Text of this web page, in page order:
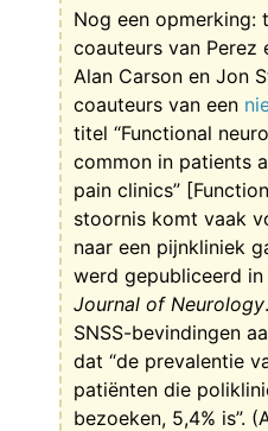
Nog een opmerking:
coauteurs van Perez
Alan Carson en Jon
coauteurs van een
titel “Functional
common in patients
pain clinics”
stoornis komt vaak
naar een pijnkliniek
werd gepubliceerd in
Journal of Neurology
SNSS-bevindingen
dat “de prevalentie
patiënten die
bezoeken, 5,4% is”.